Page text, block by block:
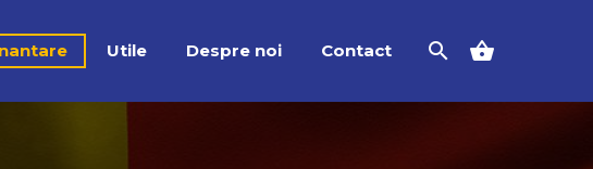
Utile Despre noi Contact